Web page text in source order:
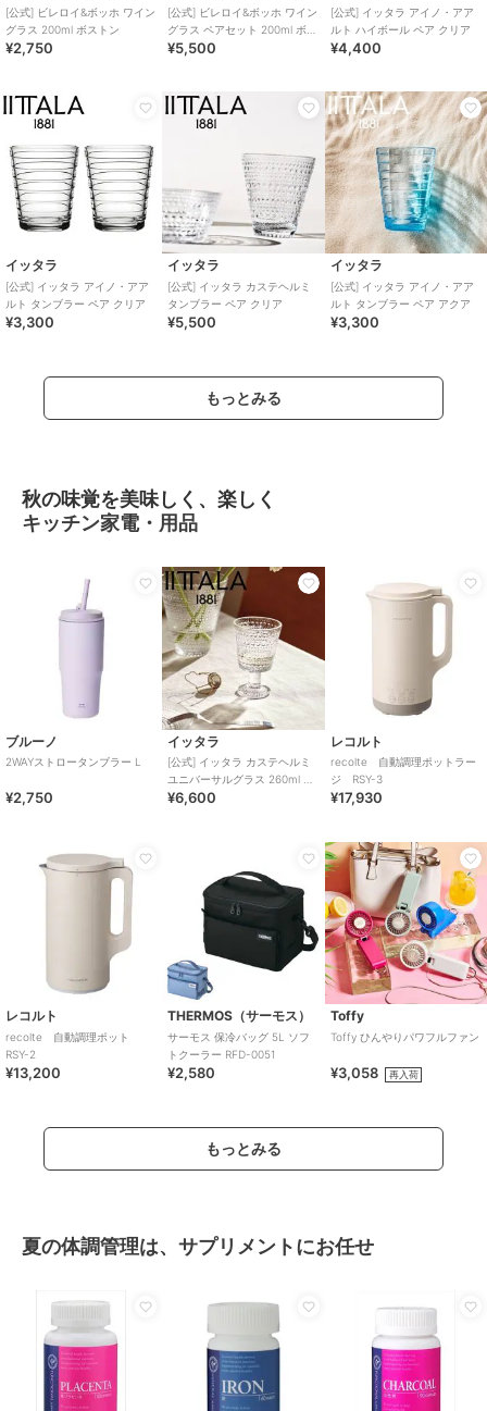
[公式] ビレロイ&ボッホ ワイン
グラス 200ml ボストン
¥2,750
[公式] ビレロイ&ボッホ ワイン
グラス ペアセット 200ml ボス
トン
¥5,500
[公式] イッタラ アイノ・アア
ルト ハイボール ペア クリア
¥4,400
イッタラ
[公式] イッタラ アイノ・アア
ルト タンブラー ペア クリア
¥3,300
イッタラ
[公式] イッタラ カステヘルミ
タンブラー ペア クリア
¥5,500
イッタラ
[公式] イッタラ アイノ・アア
ルト タンブラー ペア アクア
¥3,300
もっとみる
秋の味覚を美味しく、楽しく
キッチン家電・用品
ブルーノ
2WAYストロータンブラー L
¥2,750
イッタラ
[公式] イッタラ カステヘルミ
ユニバーサルグラス 260ml ペ
ア クリア
¥6,600
レコルト
recolte 自動調理ポットラー
ジ RSY-3
¥17,930
レコルト
recolte 自動調理ポット
RSY-2
¥13,200
THERMOS（サーモス）
サーモス 保冷バッグ 5L ソフ
トクーラー RFD-0051
¥2,580
Toffy
Toffy ひんやりパワフルファン
¥3,058 再入荷
もっとみる
夏の体調管理は、サプリメントにお任せ